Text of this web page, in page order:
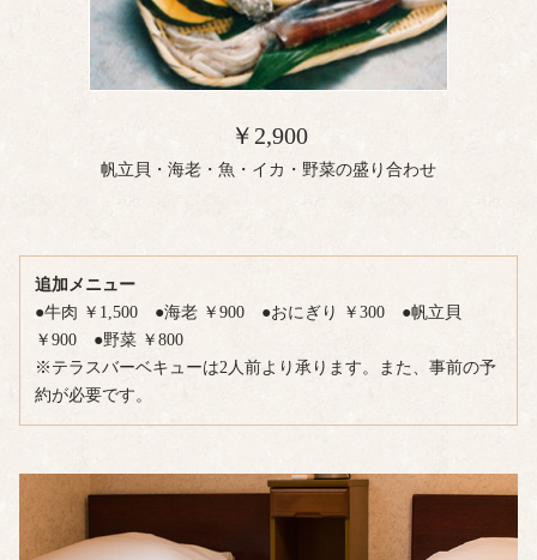
￥2,900
帆立貝・海老・魚・イカ・野菜の盛り合わせ
追加メニュー
●牛肉 ￥1,500 ●海老 ￥900 ●おにぎり ￥300 ●帆立貝
￥900 ●野菜 ￥800
※テラスバーベキューは2人前より承ります。また、事前の予
約が必要です。